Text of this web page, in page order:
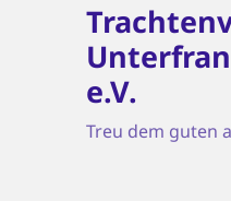
e.V.
Treu dem guten